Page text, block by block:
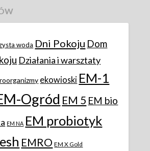
woda Dni Pokoju Dom
Działania i warsztaty
ekowioski EM-1
Ogród EM 5 EM bio
EM NA EM probiotyk
EMRO EM X Gold